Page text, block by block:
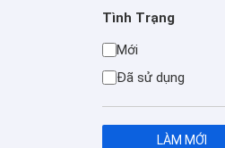
Tình Trạng
Mới
Đã sử dụng
LÀM MỚI